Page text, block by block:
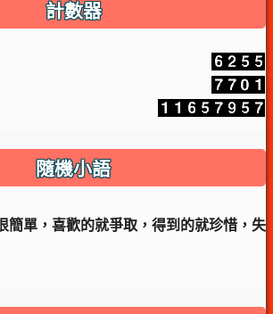
計數器
隨機小語
簡單，喜歡的就爭取，得到的就珍惜，失